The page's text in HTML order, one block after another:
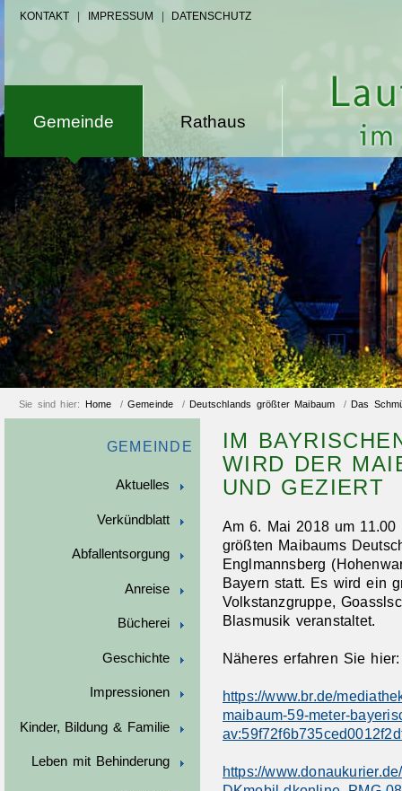
KONTAKT IMPRESSUM DATENSCHUTZ
Gemeinde Rathaus
Sie sind hier: Home / Gemeinde / Deutschlands größter Maibaum / Das
GEMEINDE
Aktuelles
Verkündblatt
Abfallentsorgung
Anreise
Bücherei
Geschichte
Impressionen
Kinder, Bildung & Familie
Leben mit Behinderung
IM
WIRD DER
UND GEZIERT
Am 6. Mai 2018 um
größten Maibaums
Englmannsberg
Bayern statt. Es wird ein
Volkstanzgruppe,
Blasmusik veranstaltet.
Näheres erfahren Sie hier:
https://www.br.de/
maibaum-59-meter-
https://